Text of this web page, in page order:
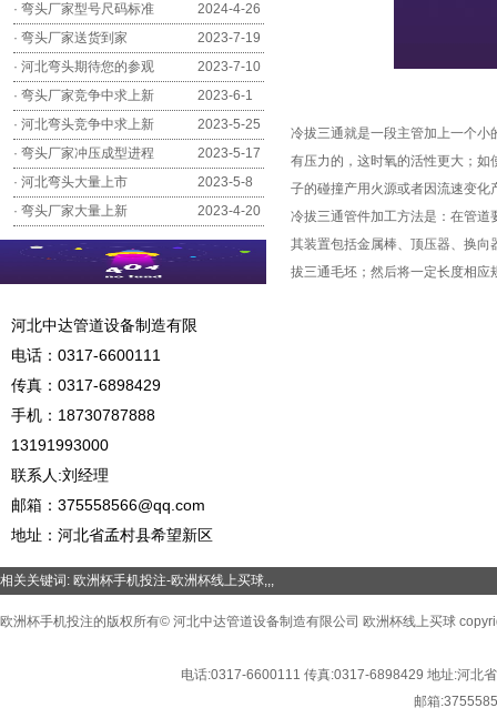
· 弯头厂家型号尺码标准
2024-4-26
· 弯头厂家送货到家
2023-7-19
· 河北弯头期待您的参观
2023-7-10
· 弯头厂家竞争中求上新
2023-6-1
· 河北弯头竞争中求上新
2023-5-25
· 弯头厂家冲压成型进程
2023-5-17
· 河北弯头大量上市
2023-5-8
· 弯头厂家大量上新 2023-4-20
河北中达管道设备制造有限
电话： 0317-6600111
传真：0317-6898429
手机： 18730787888
13191993000
联系人:刘经理
邮箱： 375558566@qq.com
地址：河北省孟村县希望新区
冷拔三通就是一段主管加上一个
有压力的，这时氧的活性更大；
子的碰撞产用火源或者因流速变
冷拔三通管件加工方法是：在管
其装置包括金属棒、顶压器、换
拔三通毛坯；然后将一定长度相
相关关键词: 欧洲杯手机投注-欧洲杯线上买球,,,
欧洲杯手机投注的版权所有© 河北中达管道设备制造有限公司 欧洲杯线上买球
电话:0317-6600111 传真:0317-6898429 地址:河北
邮箱: